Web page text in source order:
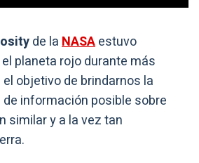
de laNASAestuvo
planeta rojo durante más
objetivo de brindarnos la
información posible sobre
similar y a la vez tan